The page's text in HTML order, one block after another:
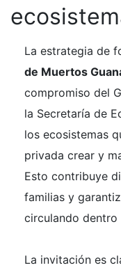
La estrategia de
de Muertos
compromiso del
la Secretaría de
los ecosistemas
privada crear y
Esto contribuye
familias y
circulando dentro
La invitación es